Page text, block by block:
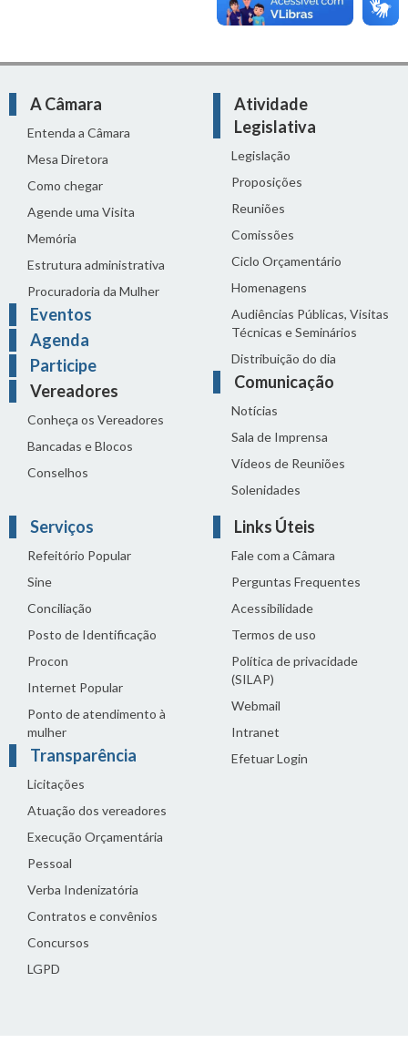
A Câmara
Entenda a Câmara
Mesa Diretora
Como chegar
Agende uma Visita
Memória
Estrutura administrativa
Procuradoria da Mulher
Eventos
Agenda
Participe
Vereadores
Conheça os Vereadores
Bancadas e Blocos
Conselhos
Atividade
Legislativa
Legislação
Proposições
Reuniões
Comissões
Ciclo Orçamentário
Homenagens
Audiências Públicas, Visitas
Técnicas e Seminários
Distribuição do dia
Comunicação
Notícias
Sala de Imprensa
Vídeos de Reuniões
Solenidades
Serviços
Refeitório Popular
Sine
Conciliação
Posto de Identificação
Procon
Internet Popular
Ponto de atendimento à
mulher
Transparência
Licitações
Atuação dos vereadores
Execução Orçamentária
Pessoal
Verba Indenizatória
Contratos e convênios
Concursos
LGPD
Links Úteis
Fale com a Câmara
Perguntas Frequentes
Acessibilidade
Termos de uso
Política de privacidade
(SILAP)
Webmail
Intranet
Efetuar Login